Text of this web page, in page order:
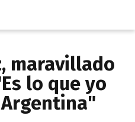
maravillado
lo que yo